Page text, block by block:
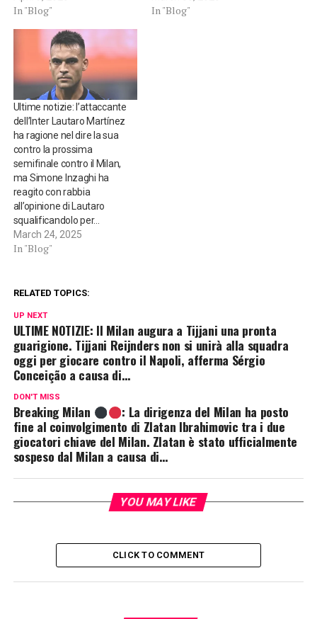
In "Blog" In "Blog"
Ultime notizie: l’attaccante
dell’Inter Lautaro Martínez
ha ragione nel dire la sua
contro la prossima
semifinale contro il Milan,
ma Simone Inzaghi ha
reagito con rabbia
all’opinione di Lautaro
squalificandolo per…
March 24, 2025
In "Blog"
RELATED TOPICS:
UP NEXT
ULTIME NOTIZIE: Il Milan augura a Tijjani una pronta
guarigione. Tijjani Reijnders non si unirà alla squadra
oggi per giocare contro il Napoli, afferma Sérgio
Conceição a causa di…
DON'T MISS
Breaking Milan
: La dirigenza del Milan ha posto
fine al coinvolgimento di Zlatan Ibrahimovic tra i due
giocatori chiave del Milan. Zlatan è stato ufficialmente
sospeso dal Milan a causa di…
YOU MAY LIKE
CLICK TO COMMENT